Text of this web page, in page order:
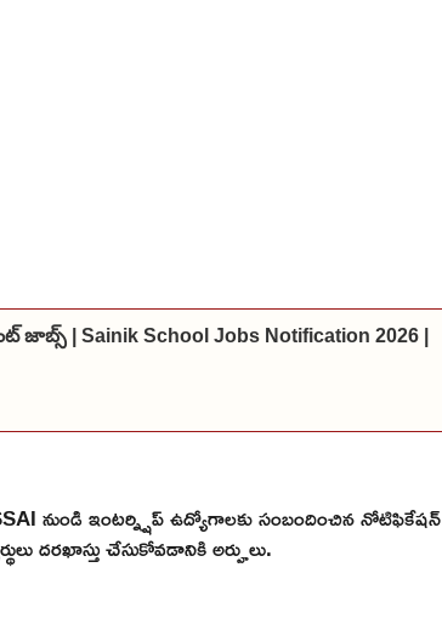
జాబ్స్ | Sainik School Jobs Notification 2026 |
నుండి ఇంటర్న్షిప్ ఉద్యోగాలకు సంబందించిన నోటిఫికేషన్
దరఖాస్తు చేసుకోవడానికి అర్హులు.